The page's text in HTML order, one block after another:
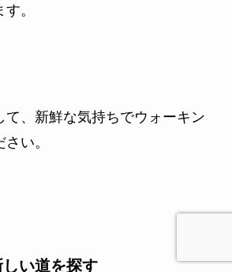
。
て、新鮮な気持ちでウォーキン
い。
い道を探す